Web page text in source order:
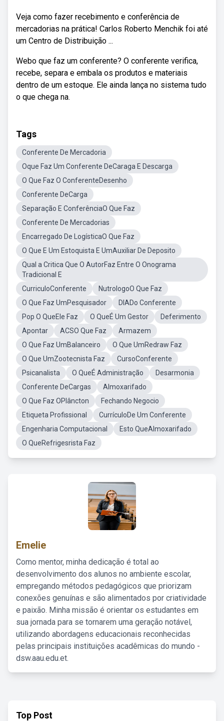
Veja como fazer recebimento e conferência de
mercadorias na prática! Carlos Roberto Menchik foi até
um Centro de Distribuição ...
Webo que faz um conferente? O conferente verifica,
recebe, separa e embala os produtos e materiais
dentro de um estoque. Ele ainda lança no sistema tudo
o que chega na.
Tags
Conferente De Mercadoria
Oque Faz Um Conferente DeCaraga E Descarga
O Que Faz O ConferenteDesenho
Conferente DeCarga
Separação E ConferênciaO Que Faz
Conferente De Mercadorias
Encarregado De LogísticaO Que Faz
O Que E Um Estoquista E UmAuxiliar De Deposito
Qual a Critica Que O AutorFaz Entre O Onograma
Tradicional E
CurriculoConferente
NutrologoO Que Faz
O Que Faz UmPesquisador
DIADo Conferente
Pop O QueEle Faz
O QueÉ Um Gestor
Deferimento
Apontar
ACSO Que Faz
Armazem
O Que Faz UmBalanceiro
O Que UmRedraw Faz
O Que UmZootecnista Faz
CursoConferente
Psicanalista
O QueÉ Administração
Desarmonia
Conferente DeCargas
Almoxarifado
O Que Faz OPlâncton
Fechando Negocio
Etiqueta Profissional
CurrículoDe Um Conferente
Engenharia Computacional
Esto QueAlmoxarifado
O QueRefrigesrista Faz
Emelie
Como mentor, minha dedicação é total ao
desenvolvimento dos alunos no ambiente escolar,
empregando métodos pedagógicos que priorizam
conexões genuínas e são alimentados por criatividade
e paixão. Minha missão é orientar os estudantes em
sua jornada para se tornarem uma geração notável,
utilizando abordagens educacionais reconhecidas
pelas principais instituições acadêmicas do mundo -
dsw.aau.edu.et.
Top Post